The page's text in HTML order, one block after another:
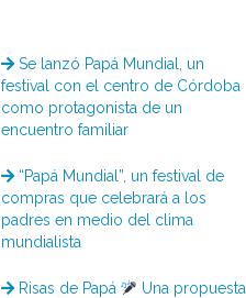
Se lanzó Papá Mundial, un
festival con el centro de Córdoba
como protagonista de un
encuentro familiar
“Papá Mundial”, un festival de
compras que celebrará a los
padres en medio del clima
mundialista
Risas de Papá
Una propuesta